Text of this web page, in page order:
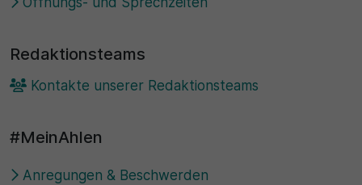
Redaktionsteams
Kontakte unserer Redaktionsteams
#MeinAhlen
Anregungen & Beschwerden